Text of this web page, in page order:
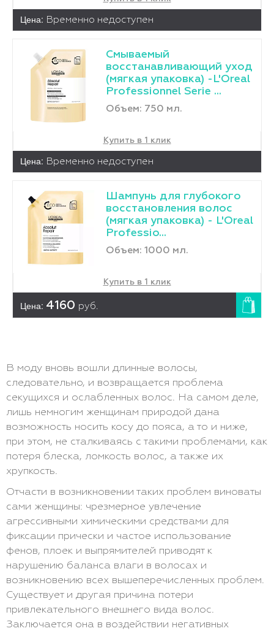
Цена: Временно недоступен
Смываемый
восстанавливающий уход
(мягкая упаковка) -L'Оreal
Professionnel Serie ...
Объем: 750 мл.
Купить в 1 клик
Цена: Временно недоступен
Шампунь для глубокого
восстановления волос
(мягкая упаковка) - L'Оreal
Professio...
Объем: 1000 мл.
Купить в 1 клик
Цена: 4160 руб.
В моду вновь вошли длинные волосы,
следовательно, и возвращается проблема
секущихся и ослабленных волос. На самом деле,
лишь немногим женщинам природой дана
возможность носить косу до пояса, а то и ниже,
при этом, не сталкиваясь с такими проблемами, как
потеря блеска, ломкость волос, а также их
хрупкость.
Отчасти в возникновении таких проблем виноваты
сами женщины: чрезмерное увлечение
агрессивными химическими средствами для
фиксации прически и частое использование
фенов, плоек и выпрямителей приводят к
нарушению баланса влаги в волосах и
возникновению всех вышеперечисленных проблем.
Существует и другая причина потери
привлекательного внешнего вида волос.
Заключается она в воздействии негативных